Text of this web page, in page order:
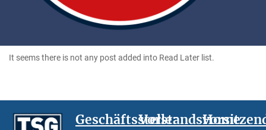
It seems there is not any post added into Read Later list.
Geschäftsstelle:
Home